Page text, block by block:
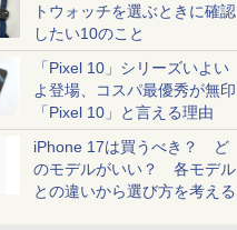
トウォッチを選ぶときに確認
したい10のこと
「Pixel 10」シリーズいよい
よ登場、コスパ最優秀が無印
「Pixel 10」と言える理由
iPhone 17は買うべき？ ど
のモデルがいい？ 各モデル
との違いから選び方を考える